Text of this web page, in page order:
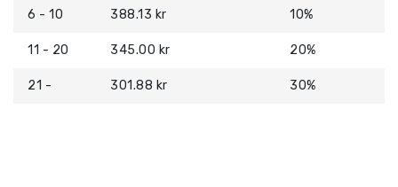
6 - 10 388.13 kr 10%
11 - 20 345.00 kr 20%
21 - 301.88 kr 30%